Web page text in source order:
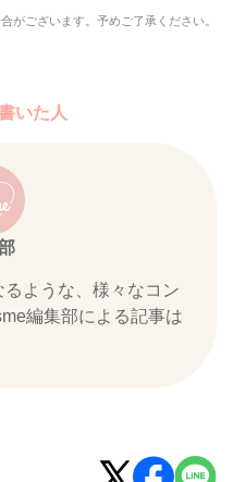
がございます。予めご了承ください。
いた人
ような、様々なコン
編集部による記事は